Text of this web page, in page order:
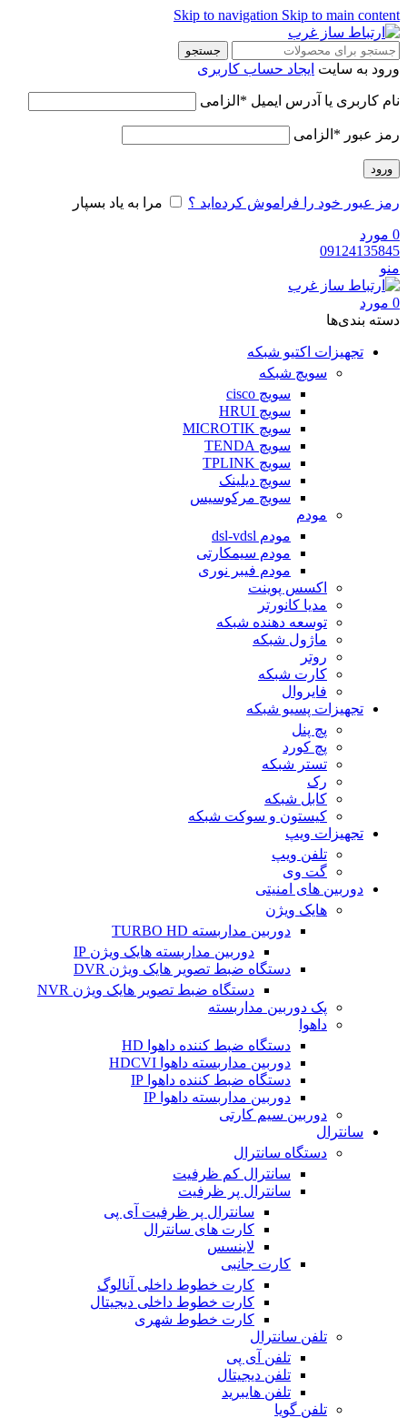
Skip to navigation Skip to main content
جستجو
ورود به سایت ایجاد حساب کاربری
نام کاربری یا آدرس ایمیل * الزامی
رمز عبور * الزامی
ورود
رمز عبور خود را فراموش کرده‌اید ؟ مرا به یاد بسپار
0 مورد
09124135845
منو
0 مورد
دسته‌ بندی‌ها
تجهیزات اکتیو شبکه
سویچ شبکه
سویچ cisco
سویچ HRUI
سویچ MICROTIK
سویچ TENDA
سویچ TPLINK
سویچ دیلینک
سویچ مرکوسیس
مودم
مودم dsl-vdsl
مودم سیمکارتی
مودم فیبر نوری
اکسس پوینت
مدیا کانورتر
توسعه دهنده شبکه
ماژول شبکه
روتر
کارت شبکه
فایروال
تجهیزات پسیو شبکه
پچ پنل
پچ کورد
تستر شبکه
رک
کابل شبکه
کیستون و سوکت شبکه
تجهیزات ویپ
تلفن ویپ
گت وی
دوربین های امنیتی
هایک ویژن
دوربین مداربسته TURBO HD
دوربین مداربسته هایک ویژن IP
دستگاه ضبط تصویر هایک ویژن DVR
دستگاه ضبط تصویر هایک ویژن NVR
پک دوربین مداربسته
داهوا
دستگاه ضبط کننده داهوا HD
دوربین مداربسته داهوا HDCVI
دستگاه ضبط کننده داهوا IP
دوربین مداربسته داهوا IP
دوربین سیم کارتی
سانترال
دستگاه سانترال
سانترال کم ظرفیت
سانترال پر ظرفیت
سانترال پر ظرفیت آی پی
کارت های سانترال
لاینسس
کارت جانبی
کارت خطوط داخلی آنالوگ
کارت خطوط داخلی دیجیتال
کارت خطوط شهری
تلفن سانترال
تلفن آی پی
تلفن دیجیتال
تلفن هایبرید
تلفن گویا